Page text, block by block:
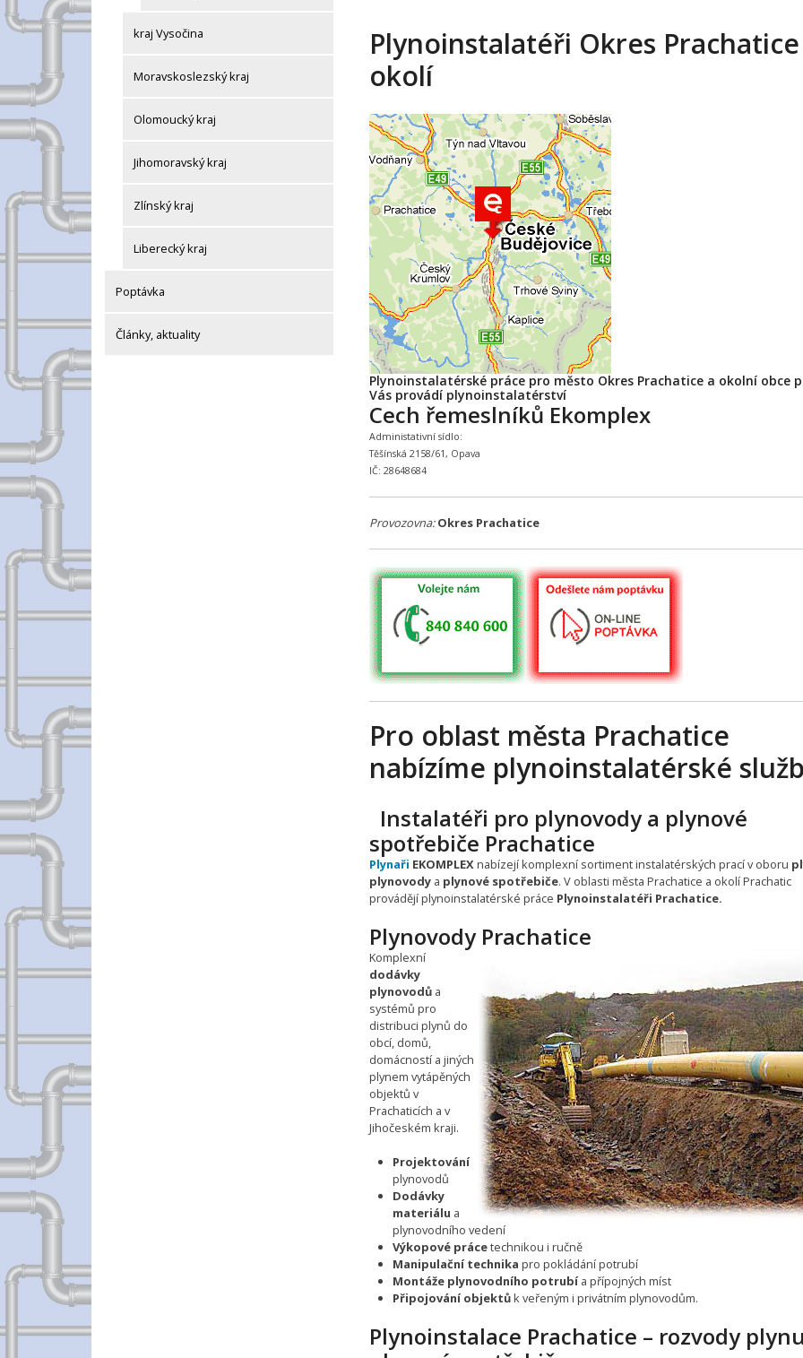
kraj Vysočina
Moravskoslezský kraj
Olomoucký kraj
Jihomoravský kraj
Zlínský kraj
Liberecký kraj
Poptávka
Články, aktuality
Plynoinstalatéři Okres
okolí
Plynoinstalatérské práce pro město Okres Prachatice a okolní obce
Vás provádí plynoinstalatérství
Cech řemeslníků Ekomplex
Administativní sídlo:
Těšínská 2158/61, Opava
IČ: 28648684
Provozovna: Okres Prachatice
Pro oblast města Prachatice
nabízíme plynoinstalatérské
Instalatéři pro plynovody a plynové
spotřebiče Prachatice
Plynaři EKOMPLEX nabízejí komplexní sortiment instalatérských prací v oboru
plynovody a plynové spotřebiče. V oblasti města Prachatice a okolí Prachatic
provádějí plynoinstalatérské práce Plynoinstalatéři Prachatice.
Plynovody Prachatice
Komplexní
dodávky
plynovodů a
systémů pro
distribuci plynů do
obcí, domů,
domácností a jiných
plynem vytápěných
objektů v
Prachaticích a v
Jihočeském kraji.
Projektování
plynovodů
Dodávky
materiálu a
plynovodního vedení
Výkopové prácetechnikou i ručně
Manipulační technika pro pokládání potrubí
Montáže plynovodního potrubía přípojných míst
Připojování objektůk veřeným i privátním plynovodům.
Plynoinstalace Prachatice – rozvody